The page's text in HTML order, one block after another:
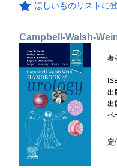
ほしいものリストに
Campbell-Walsh-
著
出
出
ペ
定